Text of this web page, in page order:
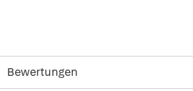
Bewertungen